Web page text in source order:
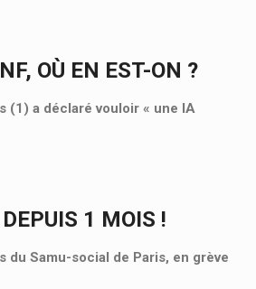
OÙ EN EST-ON ?
(1) a déclaré vouloir « une IA
1 MOIS !
du Samu-social de Paris, en grève